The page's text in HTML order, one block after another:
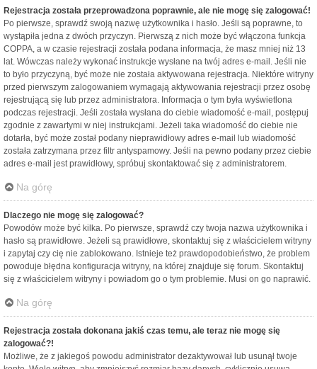
Rejestracja została przeprowadzona poprawnie, ale nie mogę się zalogować!
Po pierwsze, sprawdź swoją nazwę użytkownika i hasło. Jeśli są poprawne, to
wystąpiła jedna z dwóch przyczyn. Pierwszą z nich może być włączona funkcja
COPPA, a w czasie rejestracji została podana informacja, że masz mniej niż 13
lat. Wówczas należy wykonać instrukcje wysłane na twój adres e-mail. Jeśli nie
to było przyczyną, być może nie została aktywowana rejestracja. Niektóre witryny
przed pierwszym zalogowaniem wymagają aktywowania rejestracji przez osobę
rejestrującą się lub przez administratora. Informacja o tym była wyświetlona
podczas rejestracji. Jeśli została wysłana do ciebie wiadomość e-mail, postępuj
zgodnie z zawartymi w niej instrukcjami. Jeżeli taka wiadomość do ciebie nie
dotarła, być może został podany nieprawidłowy adres e-mail lub wiadomość
została zatrzymana przez filtr antyspamowy. Jeśli na pewno podany przez ciebie
adres e-mail jest prawidłowy, spróbuj skontaktować się z administratorem.
Na górę
Dlaczego nie mogę się zalogować?
Powodów może być kilka. Po pierwsze, sprawdź czy twoja nazwa użytkownika i
hasło są prawidłowe. Jeżeli są prawidłowe, skontaktuj się z właścicielem witryny
i zapytaj czy cię nie zablokowano. Istnieje też prawdopodobieństwo, że problem
powoduje błędna konfiguracja witryny, na której znajduje się forum. Skontaktuj
się z właścicielem witryny i powiadom go o tym problemie. Musi on go naprawić.
Na górę
Rejestracja została dokonana jakiś czas temu, ale teraz nie mogę się
zalogować?!
Możliwe, że z jakiegoś powodu administrator dezaktywował lub usunął twoje